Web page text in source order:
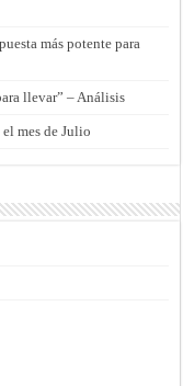
más potente para
llevar” – Análisis
mes de Julio